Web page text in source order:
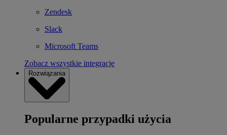
Zendesk
Slack
Microsoft Teams
Zobacz wszystkie integracje
Rozwiązania
Popularne przypadki użycia